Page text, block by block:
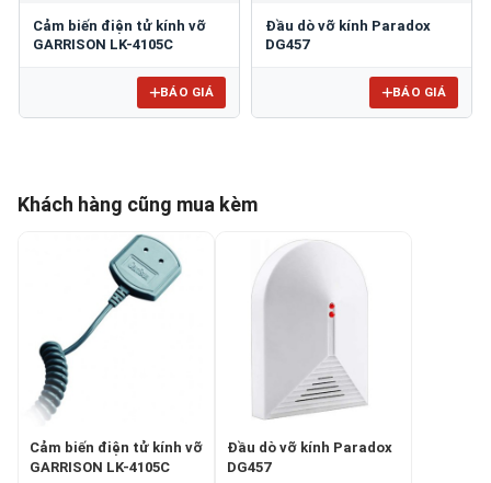
Cảm biến điện tử kính vỡ
GARRISON LK-4105C
BÁO GIÁ
Đầu dò vỡ kính Paradox
DG457
BÁO GIÁ
Khách hàng cũng mua kèm
Cảm biến điện tử kính vỡ
GARRISON LK-4105C
Đầu dò vỡ kính Paradox
DG457